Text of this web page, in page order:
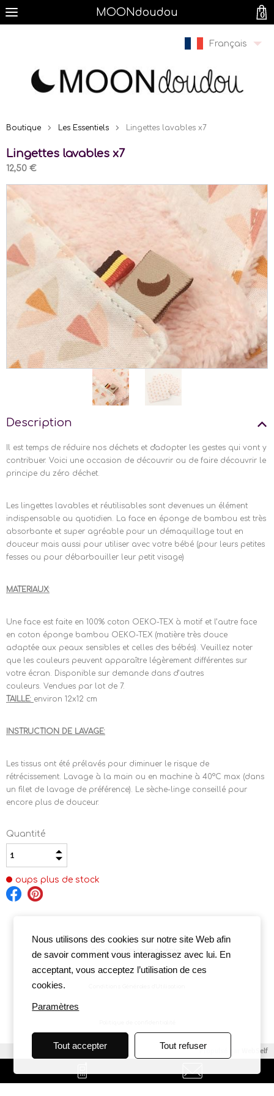
MOONdoudou
Français
Boutique Les Essentiels Lingettes lavables x7
Lingettes lavables x7
12,50 €
Description
Il est temps de réduire nos déchets et d'adopter les gestes qui vont y
contribuer. Voici une occasion de découvrir ou de faire découvrir le
principe du zéro déchet.
Les lingettes lavables et réutilisables sont devenues un élément
indispensable au quotidien. La face en éponge de bambou est très
absorbante et super agréable pour un démaquillage tout en
douceur mais aussi pour utiliser avec votre bébé (pour leurs petites
fesses ou pour débarbouiller leur petit visage)
MATERIAUX:
Une face est faite en 100% coton OEKO-TEX à motif et l’autre face
en coton éponge bambou OEKO-TEX (matière très douce
adaptée aux peaux sensibles et celles des bébés). Veuillez noter
que les couleurs peuvent apparaître légèrement différentes sur
votre écran. Disponible sur demande dans d’autres
couleurs. Vendues par lot de 7.
TAILLE: environ 12x12 cm
INSTRUCTION DE LAVAGE:
Les tissus ont été prélavés pour diminuer le risque de
rétrécissement. Lavage à la main ou en machine à 40°C max (dans
un filet de lavage de préférence). Le sèche-linge conseillé pour
encore plus de douceur.
Quantité
oups plus de stock
Conditions Générales de Ventes
Propulsé par WebSelf
Nous utilisons des cookies sur notre site Web afin
de savoir comment vous interagissez avec lui. En
acceptant, vous acceptez l’utilisation de ces
cookies.
Paramètres
Tout accepter Tout refuser
0